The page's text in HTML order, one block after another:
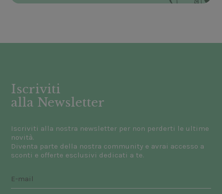
Iscriviti
alla Newsletter
Iscriviti alla nostra newsletter per non perderti le ultime
novità.
Diventa parte della nostra community e avrai accesso a
sconti e offerte esclusivi dedicati a te.